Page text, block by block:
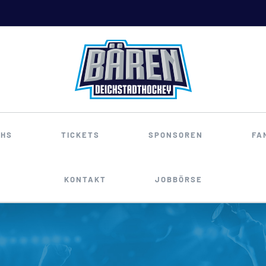
TICKETS SPONSOREN
KONTAKT JOBBÖRSE